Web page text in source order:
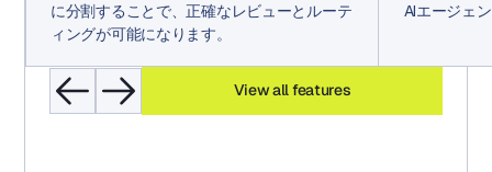
に分割することで、正確なレビューとルーテ
ィングが可能になります。
AIエージェ
View all features